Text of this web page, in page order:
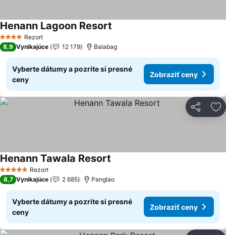
4 Počet hviezdičiek
Rezort
Henann Lagoon Resort
8,9 Vynikajúce 12 179 Balabag
Vyberte dátumy a pozrite si presné
ceny
Zobraziť ceny
Zdieľať
5 Počet hviezdičiek
Rezort
Henann Tawala Resort
8,7 Vynikajúce 2 685 Panglao
Vyberte dátumy a pozrite si presné
ceny
Zobraziť ceny